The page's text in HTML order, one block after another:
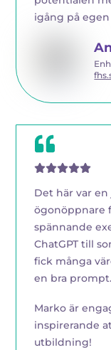
igång på
Det här var
ögonöppnare
spännande
ChatGPT till
fick många
en bra prompt.
Marko är
inspirerande
utbildning!